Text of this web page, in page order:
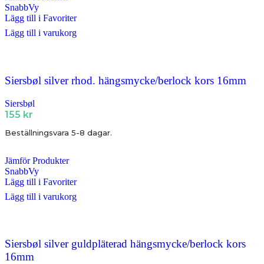
SnabbVy
Lägg till i Favoriter
Lägg till i varukorg
Siersbøl silver rhod. hängsmycke/berlock kors 16mm
Siersbøl
155 kr
Beställningsvara 5-8 dagar.
Jämför Produkter
SnabbVy
Lägg till i Favoriter
Lägg till i varukorg
Siersbøl silver guldpläterad hängsmycke/berlock kors
16mm